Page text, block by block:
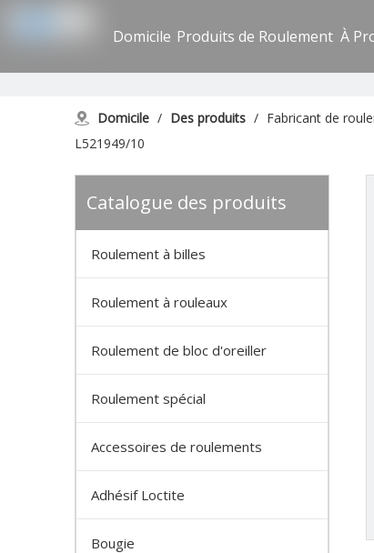
Domicile Produits de Roulement À
Domicile / Des produits / Fabricant de
L521949/10
Catalogue des produits
Roulement à billes
Roulement à rouleaux
Roulement de bloc d'oreiller
Roulement spécial
Accessoires de roulements
Adhésif Loctite
Bougie